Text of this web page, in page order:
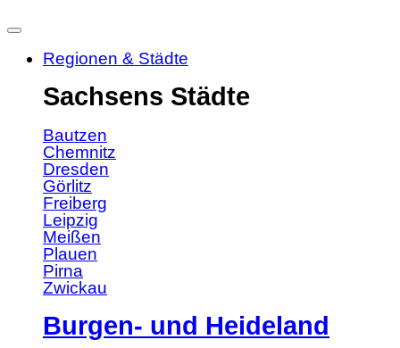
Regionen & Städte
Sachsens Städte
Bautzen
Chemnitz
Dresden
Görlitz
Freiberg
Leipzig
Meißen
Plauen
Pirna
Zwickau
Burgen- und Heideland